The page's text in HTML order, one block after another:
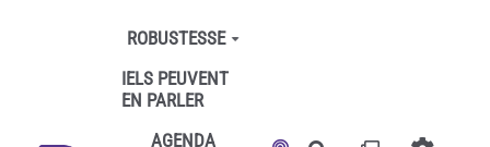
Aller au contenu principal
ROBUSTESSE
IELS PEUVENT
EN PARLER
AGENDA